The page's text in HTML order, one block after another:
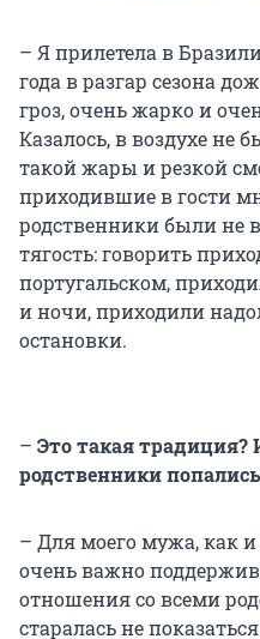
– Я прилетела в
года в разгар сезона
гроз, очень жарко и
Казалось, в воздухе не
такой жары и резкой
приходившие в гости
родственники были не в
тягость: говорить
португальском,
и ночи, приходили
остановки.
– Это такая традиция?
родственники
– Для моего мужа, как и
очень важно
отношения со всеми
старалась не